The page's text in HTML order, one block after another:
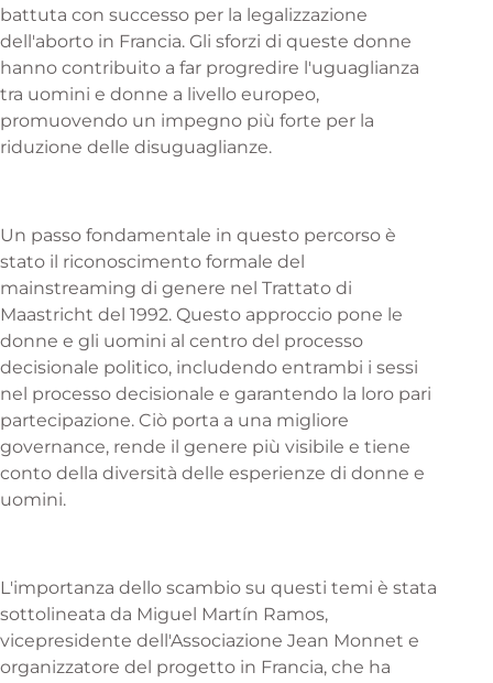
battuta con successo per la legalizzazione
dell'aborto in Francia. Gli sforzi di queste donne
hanno contribuito a far progredire l'uguaglianza
tra uomini e donne a livello europeo,
promuovendo un impegno più forte per la
riduzione delle disuguaglianze.
Un passo fondamentale in questo percorso è
stato il riconoscimento formale del
mainstreaming di genere nel Trattato di
Maastricht del 1992. Questo approccio pone le
donne e gli uomini al centro del processo
decisionale politico, includendo entrambi i sessi
nel processo decisionale e garantendo la loro pari
partecipazione. Ciò porta a una migliore
governance, rende il genere più visibile e tiene
conto della diversità delle esperienze di donne e
uomini.
L'importanza dello scambio su questi temi è stata
sottolineata da Miguel Martín Ramos,
vicepresidente dell'Associazione Jean Monnet e
organizzatore del progetto in Francia, che ha